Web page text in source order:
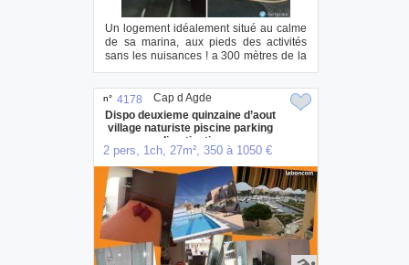
Un logement idéalement situé au calme
de sa marina, aux pieds des activités
sans les nuisances ! a 300 mètres de la
pla...
n° 4178
Dispo deuxieme quinzaine d’aout
village naturiste piscine parking
climatisation
2 pers, 1ch, 27m², 350 à 1050 €
Cap d Agde